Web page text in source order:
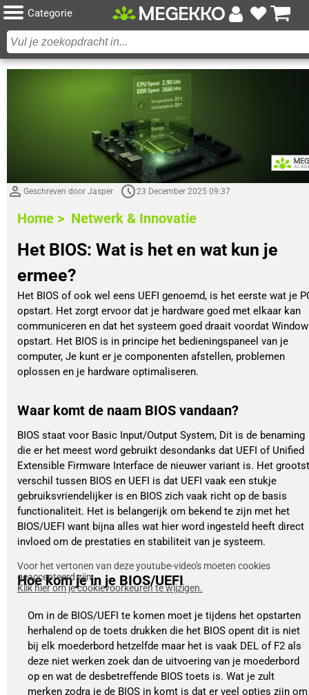
Categorie
Geschreven door Jasper 23 December 2025 09:37
Home > Netwerk & Innovatie
Het BIOS: Wat is het en wat kun je
ermee?
Het BIOS of ook wel eens UEFI genoemd, is het eerste wat je
opstart. Het zorgt ervoor dat je hardware goed met elkaar kan
communiceren en dat het systeem goed draait voordat
opstart. Het BIOS is in principe het bedieningspaneel van je
computer, Je kunt er je componenten afstellen, problemen
oplossen en je hardware optimaliseren.
Waar komt de naam BIOS vandaan?
BIOS staat voor Basic Input/Output System, Dit is de benaming
die er het meest word gebruikt desondanks dat UEFI of Unified
Extensible Firmware Interface de nieuwer variant is. Het
verschil tussen BIOS en UEFI is dat UEFI vaak een stukje
gebruiksvriendelijker is en BIOS zich vaak richt op de basis
functionaliteit. Het is belangerijk om bekend te zijn met het
BIOS/UEFI want bijna alles wat hier word ingesteld heeft direct
invloed om de prestaties en stabiliteit van je systeem.
Hoe kom je in je BIOS/UEFI
Om in de BIOS/UEFI te komen moet je tijdens het opstarten
herhalend op de toets drukken die het BIOS opent dit is niet
bij elk moederbord hetzelfde maar het is vaak DEL of F2 als
deze niet werken zoek dan de uitvoering van je moederbord
op en wat de desbetreffende BIOS toets is. Wat je zult
merken zodra je de BIOS in komt is dat er veel opties zijn om
Voor het vertonen van deze youtube-video's moeten cookies
geaccepteerd zijn.
Klik hier om je cookievoorkeuren te wijzigen.